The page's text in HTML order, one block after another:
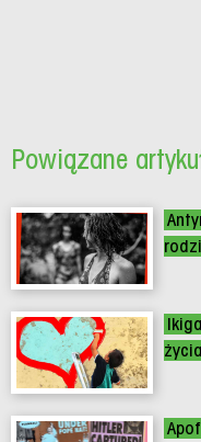
Powiązane
życia